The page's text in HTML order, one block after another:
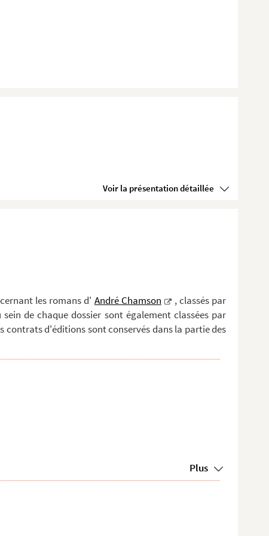
Voir la présentation détaillée
les romans d' André Chamson
, classés par
de chaque dossier sont également classées par
contrats d'éditions sont conservés dans la partie des
Plus